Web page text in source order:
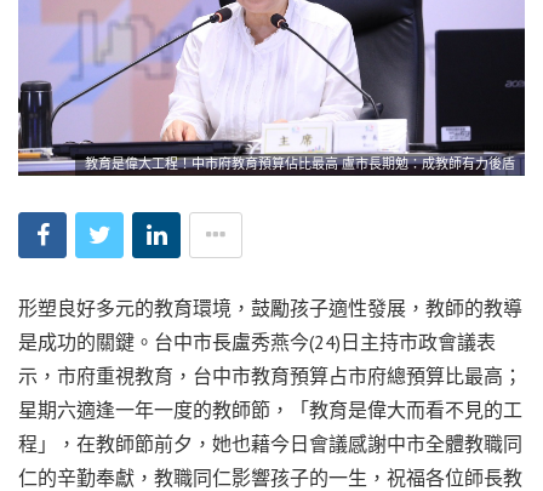
教育是偉大工程！中市府教育預算佔比最高 盧市長期勉：成教師有力後盾
形塑良好多元的教育環境，鼓勵孩子適性發展，教師的教導
是成功的關鍵。台中市長盧秀燕今(24)日主持市政會議表
示，市府重視教育，台中市教育預算占市府總預算比最高；
星期六適逢一年一度的教師節，「教育是偉大而看不見的工
程」，在教師節前夕，她也藉今日會議感謝中市全體教職同
仁的辛勤奉獻，教職同仁影響孩子的一生，祝福各位師長教